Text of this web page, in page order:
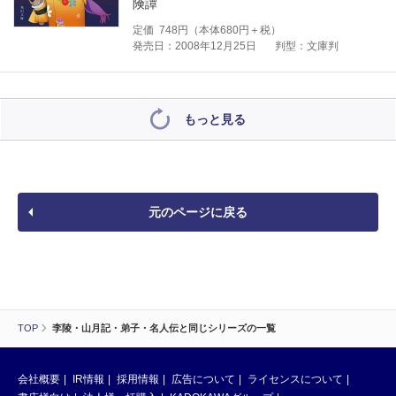
TOP 李陵・山月記・弟子・名人伝と同じシリーズの一覧
険譚
定価 748 円（本体680円＋税）
発売日：2008年12月25日
判型：文庫判
もっと見る
元のページに戻る
会社概要 IR情報 採用情報 広告について
ライセンスについて